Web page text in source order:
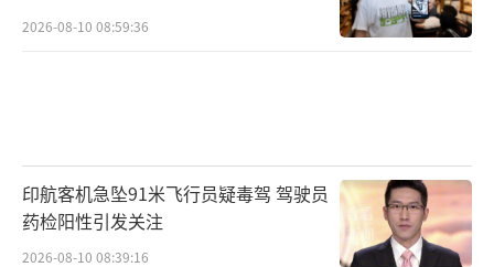
2026-08-10 08:59:36
印航客机急坠91米飞行员疑毒驾 驾驶员
药检阳性引发关注
2026-08-10 08:39:16